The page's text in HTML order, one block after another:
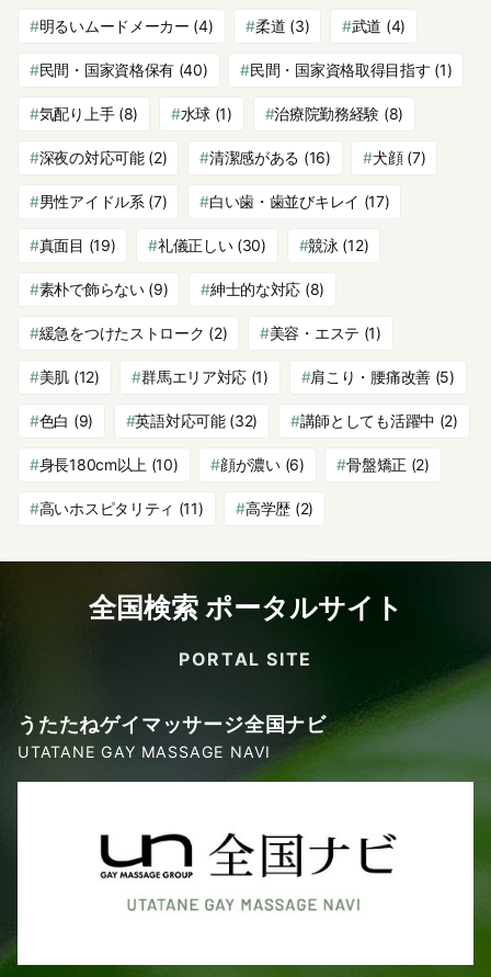
明るいムードメーカー (4) 柔道 (3) 武道 (4)
民間・国家資格保有 (40) 民間・国家資格取得目指す (1)
気配り上手(8) 水球(1) 治療院勤務経験 (8)
深夜の対応可能(2) 清潔感がある (16) 犬顔(7)
男性アイドル系 (7) 白い歯・歯並びキレイ (17)
真面目 (19) 礼儀正しい(30) 競泳 (12)
素朴で飾らない(9) 紳士的な対応 (8)
緩急をつけたストローク (2) 美容・エステ (1)
美肌 (12) 群馬エリア対応 (1) 肩こり・腰痛改善(5)
色白 (9) 英語対応可能(32) 講師としても活躍中 (2)
身長180cm以上 (10) 顔が濃い(6) 骨盤矯正 (2)
高いホスピタリティ (11) 高学歴 (2)
全国検索 ポータルサイト
PORTAL SITE
うたたねゲイマッサージ全国ナビ
UTATANE GAY MASSAGE NAVI